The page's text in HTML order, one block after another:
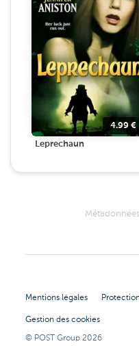
4.99 €
Leprechaun
Mentions légales
Gestion des cookies
© POST Group2026